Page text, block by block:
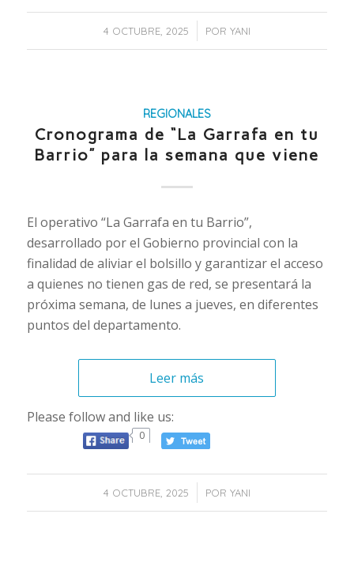
4 OCTUBRE, 2025
/ POR YANI
REGIONALES
Cronograma de “La Garrafa en tu
Barrio” para la semana que viene
El operativo “La Garrafa en tu Barrio”,
desarrollado por el Gobierno provincial con la
finalidad de aliviar el bolsillo y garantizar el acceso
a quienes no tienen gas de red, se presentará la
próxima semana, de lunes a jueves, en diferentes
puntos del departamento.
Leer más
Please follow and like us:
0
4 OCTUBRE, 2025
/ POR YANI